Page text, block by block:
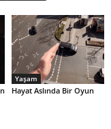
Yaşam
Hayat Aslında Bir Oyun